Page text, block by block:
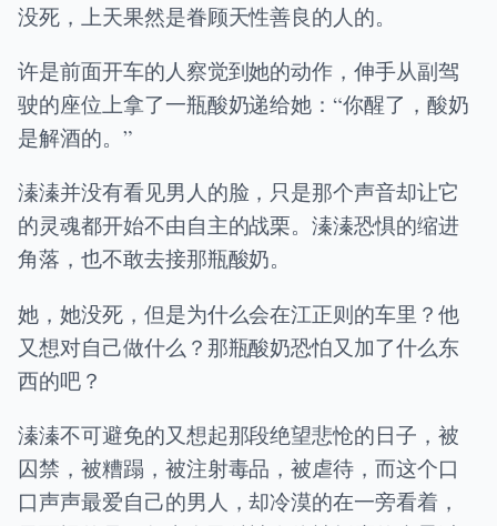
没死，上天果然是眷顾天性善良的人的。
许是前面开车的人察觉到她的动作，伸手从副驾
驶的座位上拿了一瓶酸奶递给她：“你醒了，酸奶
是解酒的。”
溱溱并没有看见男人的脸，只是那个声音却让它
的灵魂都开始不由自主的战栗。溱溱恐惧的缩进
角落，也不敢去接那瓶酸奶。
她，她没死，但是为什么会在江正则的车里？他
又想对自己做什么？那瓶酸奶恐怕又加了什么东
西的吧？
溱溱不可避免的又想起那段绝望悲怆的日子，被
囚禁，被糟蹋，被注射毒品，被虐待，而这个口
口声声最爱自己的男人，却冷漠的在一旁看着，